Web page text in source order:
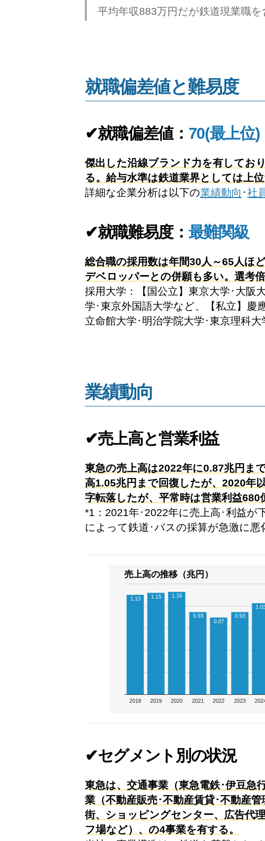
平均年収883万円だが鉄道現業職
就職偏差値と難易度
✔就職偏差値： 70(最上位)
傑出した沿線ブランド力を有してお
る。給与水準は鉄道業界としては上
詳細な企業分析は以下の業績動向 ･社
✔就職難易度： 最難関級
総合職の採用数は年間30人～65人ほ
デベロッパーとの併願も多い。選考
採用大学：【国公立】東京大学･大阪
学･東京外国語大学など、【私立】慶
立命館大学･明治学院大学･東京理科大
業績動向
✔売上高と営業利益
東急の売上高は2022年に0.87兆円ま
高1.05兆円まで回復したが、2020年
字転落したが、平常時は営業利益680
*1：2021年･2022年に売上高･利益が
によって鉄道･バスの採算が急激に
売上高の推移（兆円）
2018 2019 2020 2021 2022 2023
1.13 1.15 1.16
0.93
0.87
0.93
✔セグメント別の状況
東急は、交通事業（東急電鉄･伊豆急
業（不動産販売･不動産賃貸･不動産
街、ショッピングセンター、広告代
フ場など）、の4事業を有する。